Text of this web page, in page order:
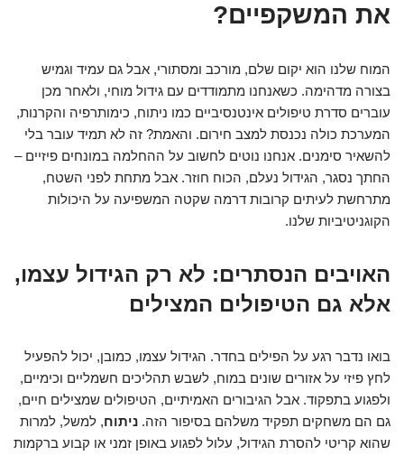
את המשקפיים?
המוח שלנו הוא יקום שלם, מורכב ומסתורי, אבל גם עמיד וגמיש
בצורה מדהימה. כשאנחנו מתמודדים עם גידול מוחי, ולאחר מכן
עוברים סדרת טיפולים אינטנסיביים כמו ניתוח, כימותרפיה והקרנות,
המערכת כולה נכנסת למצב חירום. והאמת? זה לא תמיד עובר בלי
להשאיר סימנים. אנחנו נוטים לחשוב על ההחלמה במונחים פיזיים –
החתך נסגר, הגידול נעלם, הכוח חוזר. אבל מתחת לפני השטח,
מתרחשת לעיתים קרובות דרמה שקטה המשפיעה על היכולות
הקוגניטיביות שלנו.
האויבים הנסתרים: לא רק הגידול עצמו,
אלא גם הטיפולים המצילים
בואו נדבר רגע על הפילים בחדר. הגידול עצמו, כמובן, יכול להפעיל
לחץ פיזי על אזורים שונים במוח, לשבש תהליכים חשמליים וכימיים,
ולפגוע בתפקוד. אבל הגיבורים האמיתיים, הטיפולים שמצילים חיים,
גם הם משחקים תפקיד משלהם בסיפור הזה. ניתוח, למשל, למרות
שהוא קריטי להסרת הגידול, עלול לפגוע באופן זמני או קבוע ברקמות